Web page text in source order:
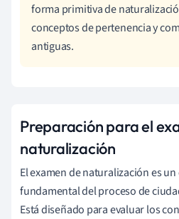
forma primitiva de
conceptos de pertenencia y
antiguas.
Preparación para el
naturalización
El examen de naturalización es
fundamental del proceso de
Está diseñado para evaluar los